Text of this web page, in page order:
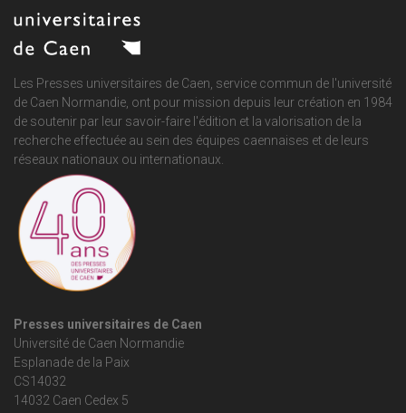
Les Presses universitaires de Caen, service commun de l'université
de Caen Normandie, ont pour mission depuis leur création en 1984
de soutenir par leur savoir-faire l'édition et la valorisation de la
recherche effectuée au sein des équipes caennaises et de leurs
réseaux nationaux ou internationaux.
Presses universitaires de Caen
Université de Caen Normandie
Esplanade de la Paix
CS14032
14032 Caen Cedex 5